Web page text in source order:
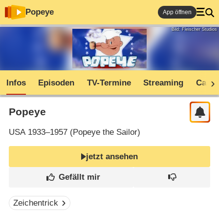
Popeye App öffnen
Bild: Fleischer Studios
Infos Episoden TV-Termine Streaming Cast
Popeye
USA1933–1957 (Popeye the Sailor)
jetzt ansehen
Zeichentrick